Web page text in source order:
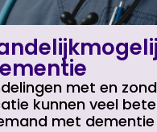
met en
kunnen veel
met dementie